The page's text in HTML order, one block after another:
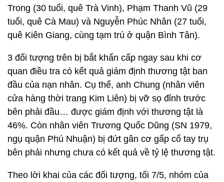
Trong (30 tuổi, quê Trà Vinh), Phạm Thanh Vũ (29
tuổi, quê Cà Mau) và Nguyễn Phúc Nhân (27 tuổi,
quê Kiên Giang, cùng tạm trú ở quận Bình Tân).
3 đối tượng trên bị bắt khẩn cấp ngay sau khi cơ
quan điều tra có kết quả giám định thương tật ban
đầu của nạn nhân. Cụ thể, anh Chung (nhân viên
cửa hàng thời trang Kim Liên) bị vỡ sọ đỉnh trước
bên phải đầu… được giám định với thương tật là
46%. Còn nhân viên Trương Quốc Dũng (SN 1979,
ngụ quận Phú Nhuận) bị đứt gân cơ gấp cổ tay trụ
bên phải nhưng chưa có kết quả về tỷ lệ thương tật.
Theo lời khai của các đối tượng, tối 7/5, nhóm của